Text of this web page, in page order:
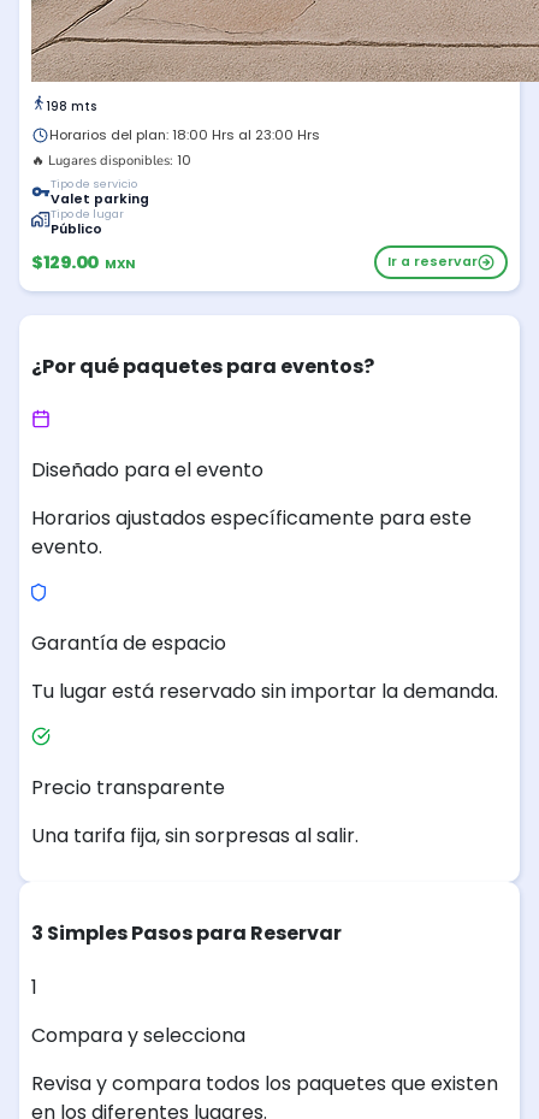
198 mts
Horarios del plan: 18:00 Hrs al 23:00 Hrs
🔥 Lugares disponibles: 10
Tipo de servicio
Valet parking
Tipo de lugar
Público
$129.00 MXN Ir a reservar
¿Por qué paquetes para eventos?
Diseñado para el evento
Horarios ajustados específicamente para este
evento.
Garantía de espacio
Tu lugar está reservado sin importar la demanda.
Precio transparente
Una tarifa fija, sin sorpresas al salir.
3 Simples Pasos para Reservar
1
Compara y selecciona
Revisa y compara todos los paquetes que existen
en los diferentes lugares.